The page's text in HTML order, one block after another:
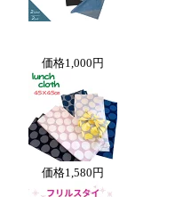
価格1,000円
価格1,580円